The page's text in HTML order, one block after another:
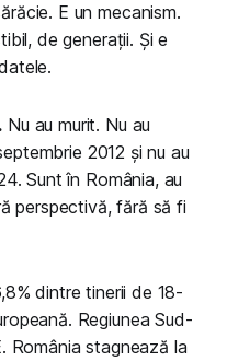
E un mecanism.
de generații. Și e
Nu au murit. Nu au
2012 și nu au
Sunt în România, au
perspectivă, fără să fi
dintre tinerii de 18-
Regiunea Sud-
România stagnează la